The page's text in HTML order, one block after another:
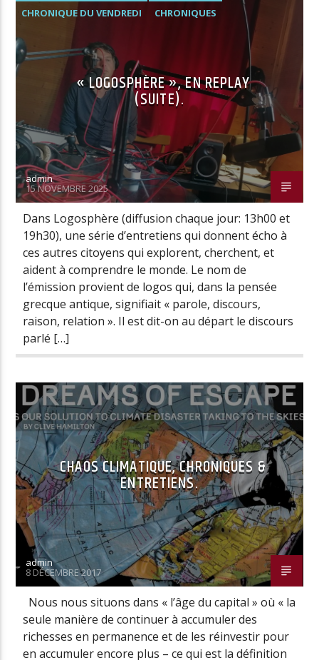
CHRONIQUE DU VENDREDI CHRONIQUES
« LOGOSPHÈRE », EN REPLAY
(SUITE).
admin
15 NOVEMBRE 2025
Dans Logosphère (diffusion chaque jour: 13h00 et
19h30), une série d’entretiens qui donnent écho à
ces autres citoyens qui explorent, cherchent, et
aident à comprendre le monde. Le nom de
l’émission provient de logos qui, dans la pensée
grecque antique, signifiait « parole, discours,
raison, relation ». Il est dit-on au départ le discours
parlé […]
CHAOS CLIMATIQUE, CHRONIQUES &
ENTRETIENS.
admin
8 DÉCEMBRE 2017
Nous nous situons dans « l’âge du capital » où « la
seule manière de continuer à accumuler des
richesses en permanence et de les réinvestir pour
en accumuler encore plus – ce qui est la définition